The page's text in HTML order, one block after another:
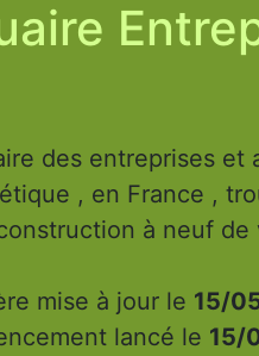
des entreprises et
, en France ,
à neuf de
mise à jour le 15/
lancé le 15/